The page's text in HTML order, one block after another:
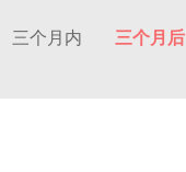
三个月内 三个月后